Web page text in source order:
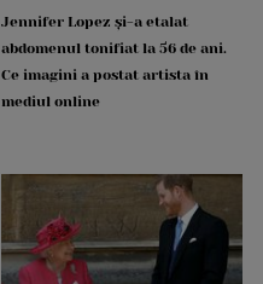
Jennifer Lopez și-a etalat
abdomenul tonifiat la 56 de ani.
Ce imagini a postat artista în
mediul online